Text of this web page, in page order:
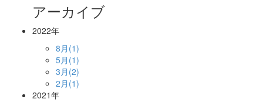
アーカイブ
2022年
8月(1)
5月(1)
3月(2)
2月(1)
2021年